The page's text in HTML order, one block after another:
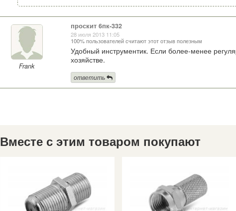
Frank
проскит 6пк-332
28 июля 2013 11:05
100% пользователей считают этот отзыв полезным
Удобный инструментик. Если более-менее
хозяйстве.
ответить
Вместе с этим товаром покупают